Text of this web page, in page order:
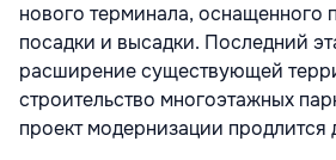
нового терминала, оснащенного
посадки и высадки. Последний
расширение существующей
строительство многоэтажных
проект модернизации